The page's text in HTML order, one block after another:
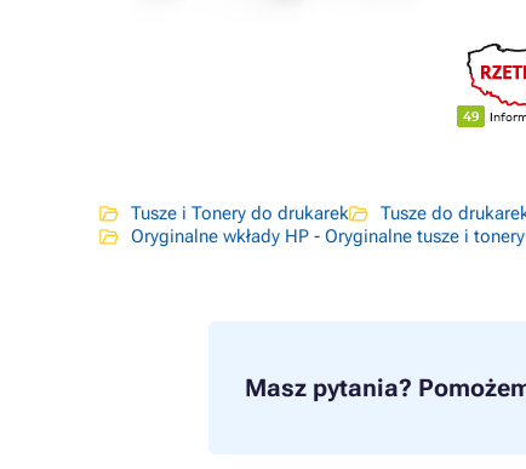
Tusze i Tonery do drukarek Tusze do
Oryginalne wkłady HP - Oryginalne tusze i
Masz pytania?